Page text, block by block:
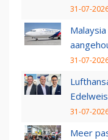
31-07-
31-07-
31-07-
Meer